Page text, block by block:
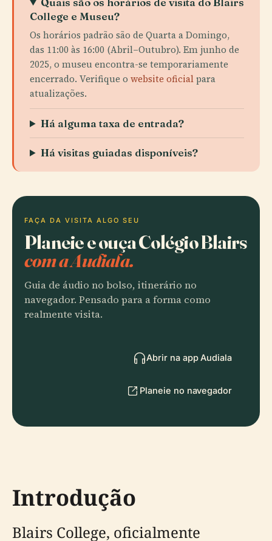
College e Museu?
Os horários padrão são de Quarta a Domingo,
das 11:00 às 16:00 (Abril–Outubro). Em junho de
2025, o museu encontra-se temporariamente
encerrado. Verifique o website oficialpara
atualizações.
Há alguma taxa de entrada?
Há visitas guiadas disponíveis?
FAÇA DA VISITA ALGO SEU
Planeie e ouça Colégio Blairs
com a Audiala.
Guia de áudio no bolso, itinerário no
navegador. Pensado para a forma como
realmente visita.
Abrir na app Audiala
Planeie no navegador
Introdução
Blairs College, oficialmente